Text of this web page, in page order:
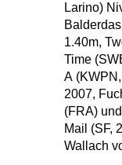
Larino)
1.40m,
Time
A
2007,
(FRA)
Mail (SF,
Wallach